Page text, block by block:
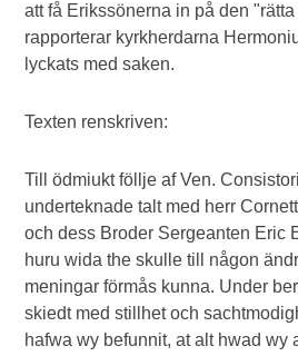
att få Erikssönerna in på den
rapporterar kyrkherdarna
lyckats med saken.
Texten renskriven:
Till ödmiukt föllje af Ven.
underteknade talt med herr
och dess Broder Sergeanten Eric
huru wida the skulle till någon
meningar förmås kunna. Under
skiedt med stillhet och
hafwa wy befunnit, at alt hwad wy